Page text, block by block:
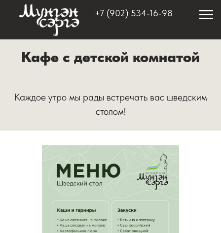
+7 (902) 534-16-98
Главная страница / Кафе и ресторан
Кафе с детской комнатой
Каждое утро мы рады встречать вас шведским
столом!